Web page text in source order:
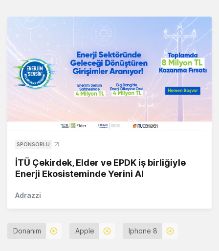
SPONSORLU
İTÜ Çekirdek, Elder ve EPDK iş birliğiyle
Enerji Ekosisteminde Yerini Al
Adrazzi
Donanım Apple Iphone 8